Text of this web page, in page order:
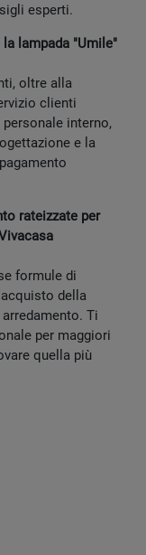
esperti.
lampada "Umile"
oltre alla
clienti
interno,
e la
rateizzate per
formule di
della
Ti
per maggiori
quella più